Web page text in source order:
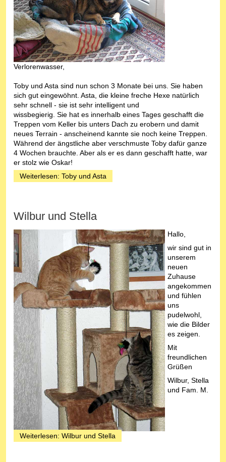
Verlorenwasser,
Toby und Asta sind nun schon 3 Monate bei uns. Sie haben
sich gut eingewöhnt. Asta, die kleine freche Hexe natürlich
sehr schnell - sie ist sehr intelligent und
wissbegierig. Sie hat es innerhalb eines Tages geschafft die
Treppen vom Keller bis unters Dach zu erobern und damit
neues Terrain - anscheinend kannte sie noch keine Treppen.
Während der ängstliche aber verschmuste Toby dafür ganze
4 Wochen brauchte. Aber als er es dann geschafft hatte, war
er stolz wie Oskar!
Weiterlesen: Toby und Asta
Wilbur und Stella
Hallo,
wir sind gut in
unserem
neuen
Zuhause
angekommen
und fühlen
uns
pudelwohl,
wie die Bilder
es zeigen.
Mit
freundlichen
Grüßen
Wilbur, Stella
und Fam. M.
Weiterlesen: Wilbur und Stella